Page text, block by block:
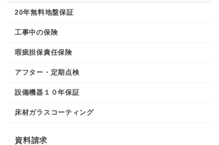
20年無料地盤保証
工事中の保険
瑕疵担保責任保険
アフター・定期点検
設備機器１０年保証
床材ガラスコーティング
資料請求